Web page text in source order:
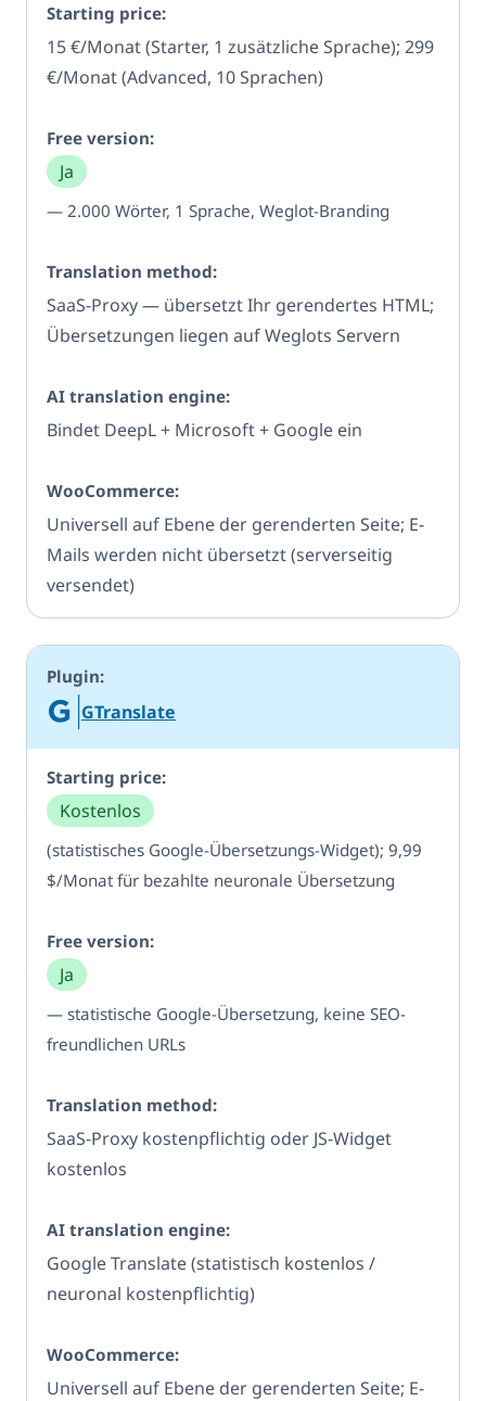
15 €/Monat (Starter, 1 zusätzliche Sprache); 299
€/Monat (Advanced, 10 Sprachen)
Ja
— 2.000 Wörter, 1 Sprache, Weglot-Branding
SaaS-Proxy — übersetzt Ihr gerendertes HTML;
Übersetzungen liegen auf Weglots Servern
Bindet DeepL + Microsoft + Google ein
Universell auf Ebene der gerenderten Seite; E-
Mails werden nicht übersetzt (serverseitig
versendet)
GTranslate
Kostenlos
(statistisches Google-Übersetzungs-Widget); 9,99
$/Monat für bezahlte neuronale Übersetzung
Ja
— statistische Google-Übersetzung, keine SEO-
freundlichen URLs
SaaS-Proxy kostenpflichtig oder JS-Widget
kostenlos
Google Translate (statistisch kostenlos /
neuronal kostenpflichtig)
Universell auf Ebene der gerenderten Seite; E-